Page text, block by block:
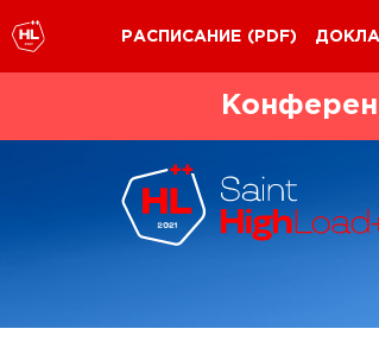
РАСПИСАНИЕ (PDF)